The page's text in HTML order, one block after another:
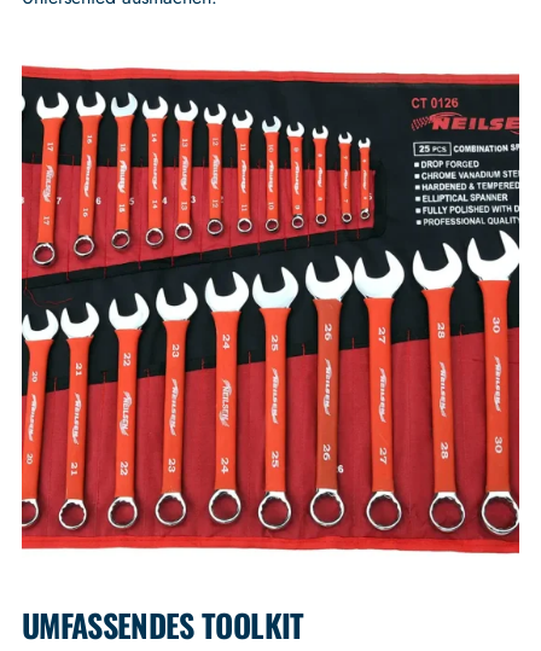
UMFASSENDES TOOLKIT